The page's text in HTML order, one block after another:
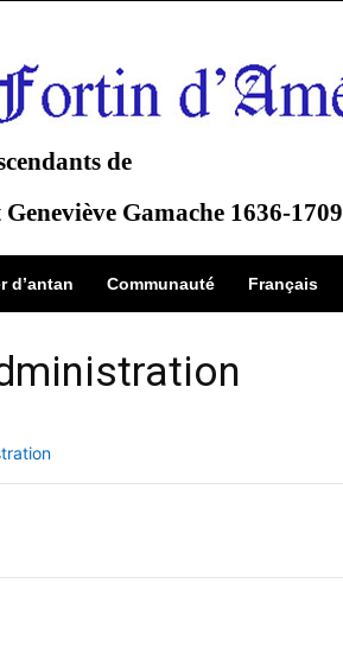
de
Gamache 1636-1709
d’antan Communauté Français